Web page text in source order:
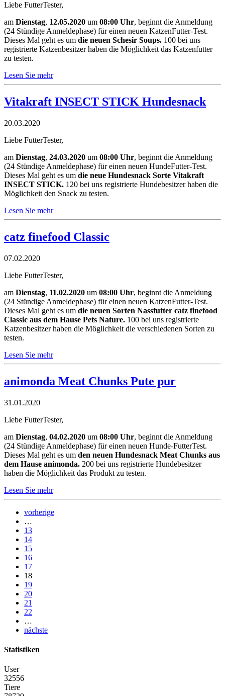
Liebe FutterTester,
am Dienstag, 12.05.2020 um 08:00 Uhr, beginnt die Anmeldung
(24 Stündige Anmeldephase) für einen neuen KatzenFutter-Test.
Dieses Mal geht es um die neuen Schesir Soups. 100 bei uns
registrierte Katzenbesitzer haben die Möglichkeit das Katzenfutter
zu testen.
Lesen Sie mehr
Vitakraft INSECT STICK Hundesnack
20.03.2020
Liebe FutterTester,
am Dienstag, 24.03.2020 um 08:00 Uhr, beginnt die Anmeldung
(24 Stündige Anmeldephase) für einen neuen HundeFutter-Test.
Dieses Mal geht es um die neue Hundesnack Sorte Vitakraft
INSECT STICK. 120 bei uns registrierte Hundebesitzer haben die
Möglichkeit den Snack zu testen.
Lesen Sie mehr
catz finefood Classic
07.02.2020
Liebe FutterTester,
am Dienstag, 11.02.2020 um 08:00 Uhr, beginnt die Anmeldung
(24 Stündige Anmeldephase) für einen neuen KatzenFutter-Test.
Dieses Mal geht es um die neuen Sorten Nassfutter catz finefood
Classic aus dem Hause Pets Nature. 100 bei uns registrierte
Katzenbesitzer haben die Möglichkeit die verschiedenen Sorten zu
testen.
Lesen Sie mehr
animonda Meat Chunks Pute pur
31.01.2020
Liebe FutterTester,
am Dienstag, 04.02.2020 um 08:00 Uhr, beginnt die Anmeldung
(24 Stündige Anmeldephase) für einen neuen Hunde-FutterTest.
Dieses Mal geht es um den neuen Hundesnack Meat Chunks aus
dem Hause animonda. 200 bei uns registrierte Hundebesitzer
haben die Möglichkeit das Produkt zu testen.
Lesen Sie mehr
vorherige
…
13
14
15
16
17
18
19
20
21
22
…
nächste
Statistiken
User
32556
Tiere